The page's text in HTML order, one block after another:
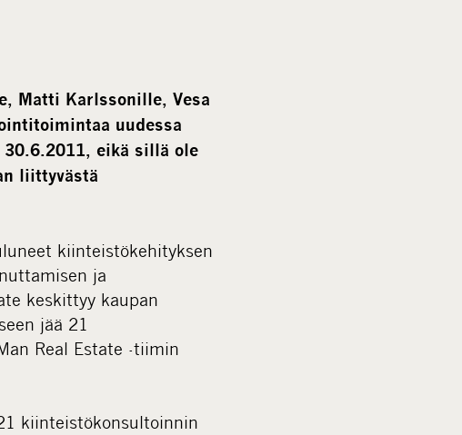
Matti Karlssonille, Vesa
uudessa
eikä sillä ole
liittyvästä
kiinteistökehityksen
ja
keskittyy kaupan
jää 21
Real Estate -tiimin
kiinteistökonsultoinnin